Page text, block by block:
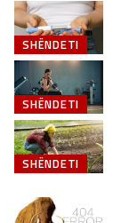
SHËNDETI
SHËNDETI
SHËNDETI